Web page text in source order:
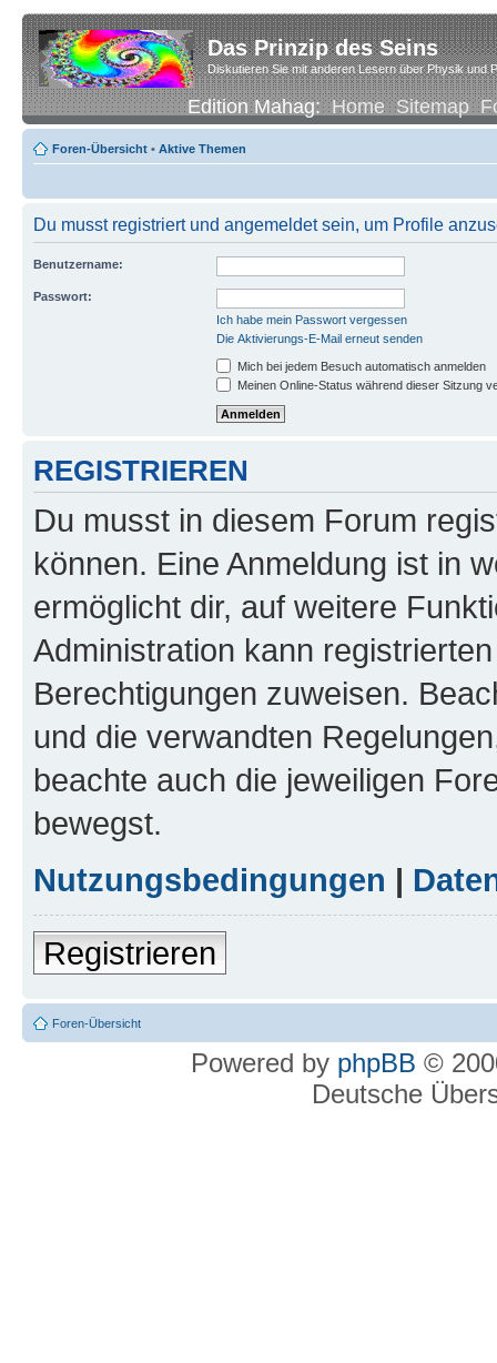
Das Prinzip des Seins
Diskutieren Sie mit anderen Lesern über Physik und
Edition Mahag:Home Sitemap
Foren-Übersicht • Aktive Themen
Du musst registriert und angemeldet sein, um Profile
Benutzername:
Passwort:
Ich habe mein Passwort vergessen
Die Aktivierungs-E-Mail erneut senden
Mich bei jedem Besuch automatisch anmelden
Meinen Online-Status während dieser Sitzung
REGISTRIEREN
Du musst in diesem Forum
können. Eine Anmeldung ist in
ermöglicht dir, auf weitere
Administration kann
Berechtigungen zuweisen.
und die verwandten
beachte auch die jeweiligen
bewegst.
Nutzungsbedingungen |
Registrieren
Foren-Übersicht
Powered by phpBB ©
Deutsche